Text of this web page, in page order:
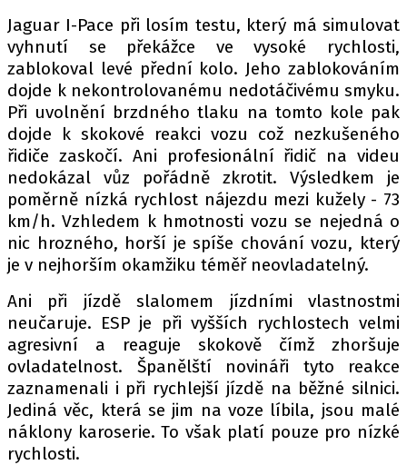
Máte příběh, fotku nebo video?
Pošlete e-mail na autoroad.cz
ETICKÝ KODEX
KONTAKT
VYDAVATEL
INZERCE
OSOBNÍ ÚDAJE / COOKIES
Provozovatelem serveru autoroad.cz je
INCORP MEDIA GROUP s.r.o., IČ: 118 23 054
Jaguar I-Pace při losím testu, který má simulovat
vyhnutí se překážce ve vysoké rychlosti,
zablokoval levé přední kolo. Jeho zablokováním
dojde k nekontrolovanému nedotáčivému smyku.
Při uvolnění brzdného tlaku na tomto kole pak
dojde k skokové reakci vozu což nezkušeného
řidiče zaskočí. Ani profesionální řidič na videu
nedokázal vůz pořádně zkrotit. Výsledkem je
poměrně nízká rychlost nájezdu mezi kužely - 73
km/h. Vzhledem k hmotnosti vozu se nejedná o
nic hrozného, horší je spíše chování vozu, který
je v nejhorším okamžiku téměř neovladatelný.
Ani při jízdě slalomem jízdními vlastnostmi
neučaruje. ESP je při vyšších rychlostech velmi
agresivní a reaguje skokově čímž zhoršuje
ovladatelnost. Španělští novináři tyto reakce
zaznamenali i při rychlejší jízdě na běžné silnici.
Jediná věc, která se jim na voze líbila, jsou malé
náklony karoserie. To však platí pouze pro nízké
rychlosti.